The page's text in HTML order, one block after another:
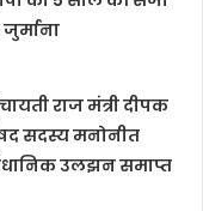
राज मंत्री दीपक
सदस्य मनोनीत
उलझन समाप्त